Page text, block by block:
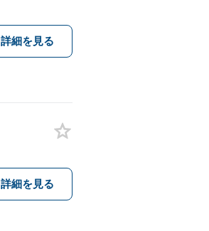
詳細を見る
詳細を見る